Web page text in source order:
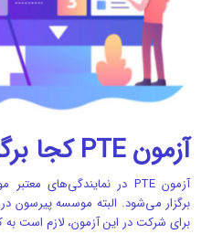
آزمون PTE کجا برگزار می‌شود؟
برگزار می‌شود. البته موسسه پیرسون
برای شرکت در این آزمون، لازم است